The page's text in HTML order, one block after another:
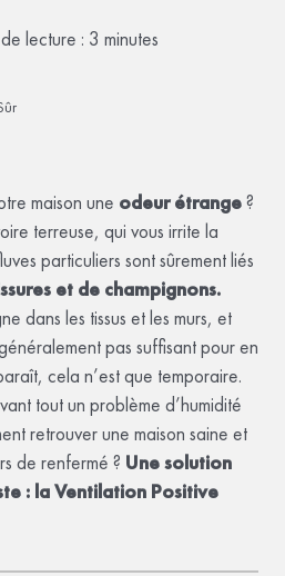
lecture : 3 minutes
maison une odeur étrange?
terreuse, qui vous irrite la
particuliers sont sûrement liés
et de champignons.
dans les tissus et les murs, et
pas suffisant pour en
cela n’est que temporaire.
tout un problème d’humidité
retrouver une maison saine et
de renfermé ? Une solution
: la Ventilation Positive